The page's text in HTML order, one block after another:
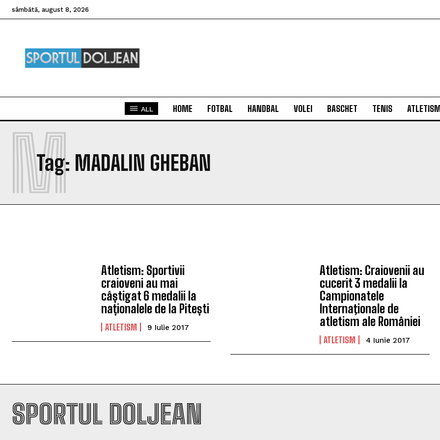
sâmbătă, august 8, 2026
ALL HOME FOTBAL HANDBAL VOLEI BASCHET TENIS
Tag: MADALIN GHEBAN
M
Atletism: Sportivii
craioveni au mai
câștigat 6 medalii la
naționalele de la Pitești
ATLETISM 9 Iulie 2017
Atletism: Craiovenii au
cucerit 3 medalii la
Campionatele
Internaţionale de
atletism ale României
ATLETISM 4 Iunie 2017
SPORTUL DOLJEAN